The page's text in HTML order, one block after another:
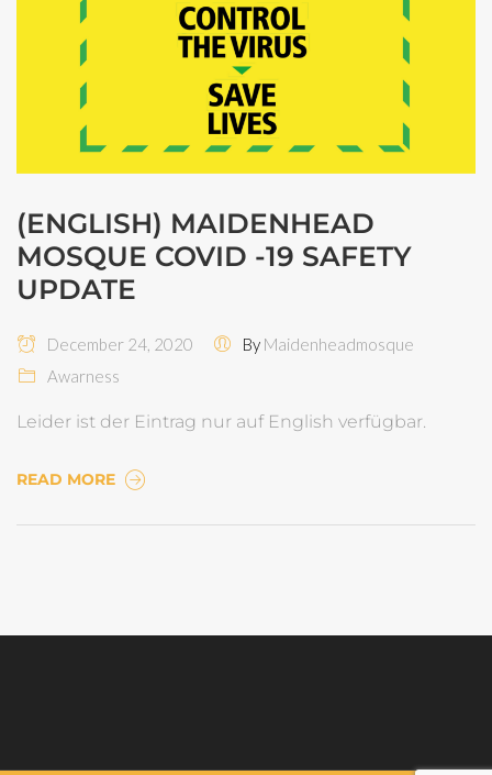
(ENGLISH) MAIDENHEAD
MOSQUE COVID -19 SAFETY
UPDATE
December 24, 2020 By Maidenheadmosque
Awarness
Leider ist der Eintrag nur auf English verfügbar.
READ MORE